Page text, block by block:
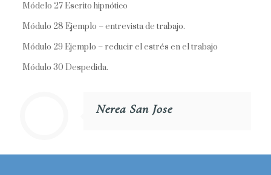
Módelo 27 Escrito hipnótico
Módulo 28 Ejemplo – entrevista de trabajo.
Módulo 29 Ejemplo – reducir el estrés en el trabajo
Módulo 30 Despedida.
Nerea San Jose